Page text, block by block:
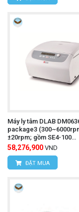
Máy ly tâm DLAB
package3
±20rpm; gồm SE4-100
rotor&3~7ml basket)
58,276,900 VND
ĐẶT MUA